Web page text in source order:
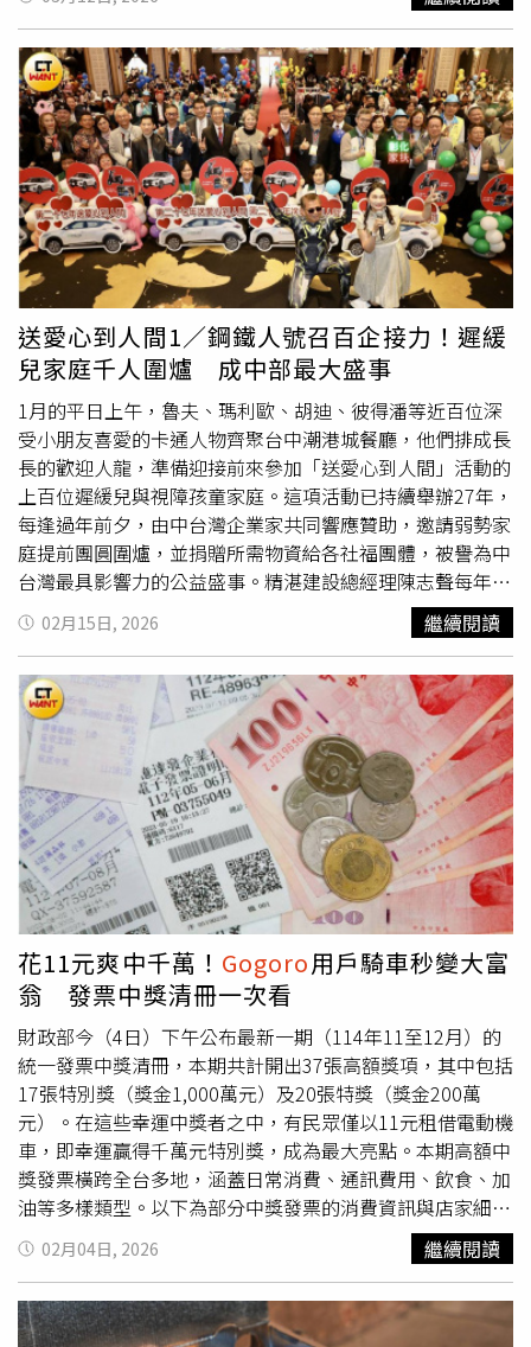
任該筆貸款的保證人。這項異動，陸學森擁有這筆股票的處
分權，卻讓尹衍樑承擔了連帶責任。陸學森率Gogoro赴美
上市後，因零組件陷染紅爭議下台，如今淪為金主討債對
象。（圖／Gogoro提供）2025年：尹衍樑代償1.5億爛帳，
從保人變債主聲請狀記載，這筆認股貸款在2025年9月30日
到期，陸學森與Innovative卻雙雙違約。尹衍樑指出：「由
於陸學森、Innovative未償還債務，2025年10月3日，我履
行作為債務保證人的義務，向兆豐銀行償還所有剩餘的本金
和利息，總計462萬美元。」尹隨後向兆豐取得「代位求償
證明書」，正式從保人轉身成為陸學森的合法大債主。尹衍
樑在元月底向美國紐約南區聯邦地方法院提出「跨境取證聲
請狀」。（圖／翻設維基百科）2026年：在美兵分四路，
查陸學森股票流向面對陸學森持續神隱、失聯，尹衍樑在
2026年元月2日正式向台北地方法院提告追債，並聲請假扣
押。同時間，尹衍樑委託律師團向美國紐約法院發動跨海取
證，並鎖定4家金融機構：Continental Stock Transfer &
Trust Company摩根士丹利（Morgan Stanley & Co. LLC）
E*Trade Securities LLCComputershare Inc.尹衍樑強調，
已窮盡公開管道找不到陸學森，此刻必須以美國法律，查閱
陸學森和Innovative名下所有資金流向、帳戶與股票轉讓紀
錄，查出這筆認股貸款及其變現收益的去向。延伸閱讀獨
家》
創辦人陸學森欠款失聯 尹衍樑跨海取證追償
1.5億Gogoro電動機車銷售幾近砍半 研調機構：學三陽設
計新車
學森的「跨境取證聲請狀」。（圖／讀者提供）揭尹衍樑怒
斷陸學森15年情分真相談到尹衍樑和陸學森，堪為台灣新創
圈的傳奇。2011年，陸學森離開宏達電，自立門戶成立
Gogoro，他把電動機車當精品在賣，第一台車售價高達近
12萬，銷售不如預期，遭車界諷為「機車門外漢」，但在尹
衍樑的眼裡卻是一位人才。舉凡與Gogoro相關的一切大小
事，尹衍樑給足資金和資源全力護航，鮮少人知，連陸學森
沒錢卻想買股時，尹衍樑也大力相助。根據《民報》掌握，
2017年陸學森向兆豐銀行申貸549萬美元（約新台幣1.7億
元），尹衍樑二話不說出面當保人。 但尹衍樑作夢都沒想
過，當年豪氣擔保的結果，卻換來心中最深的一根刺。尹衍
樑不斷注資扶持Gogoro，如今慘遭陸學森背叛、丟下1.5億
爛帳。（圖／翻攝台視YouTube）洗產地爭議被趕下台 陸
學森神隱丟1.5億爛帳尹陸2人的革命情感，在2024年9月一
夕變調。隨著Gogoro 爆出中國製零件「洗產地」騙補助的
爭議不斷延燒，大股東尹衍樑快刀斬亂麻，閃電宣布陸學森
主動請辭下台，引發業界震撼。自此，尹衍樑家族避而不談
陸學森，連Gogoro執行長姜家煒過去談到前長官，也低調
到只用一句話帶過：「感謝創辦人對台灣電動機車產業貢
獻。」這些跡象讓外界一度以為尹陸2人是好聚好散。孰料
一年後，兆豐銀行派人找上尹衍樑，他才驚覺當年擔保陸學
森買股的債務已到期，最扯的是，陸學森竟有高達462萬美
元（約新台幣1.5億元）的本息沒繳。尹身為保人，為了保
住個人聲譽，不得不含淚付清。陸學森（右）成立
Gogoro
，一度成為市場關注的台灣獨角獸，如今股價跌剩
4.04美元。（圖／翻攝Gogoro官網）不甘背鍋受辱 尹衍
樑跨海清查陸學森資產既然陸學森不懂飲水思源，如今又神
隱失聯，尹衍樑不甘背鍋受辱，元月底正式委託律師團向紐
約南區聯邦地方法院發動突襲，聲請向摩根士丹利等金融機
構，要求清查陸學森名下所有帳戶資金及Gogoro 股權資
料。尹衍樑在聲請狀中形容，自己已窮盡一切管道，卻遍尋
不著陸學森的蹤影。法界人士認為，尹懷疑陸學森正試圖轉
移資產規避債務，此舉意圖趕在台灣判決出爐前，先行鎖定
陸學森在美國的每一分錢。此外，過去陸學森利用美國德拉
瓦州設立的「Innovative Creations」掌控Gogoro ，被視為
其權力與財富的避風港，如今卻淪為尹衍樑跨海追殺的首要
靶心之一。業界人士認為，對尹衍樑而言，1.5億只是小
錢，這波討債行動應該是不滿遭陸學森背叛。隨著美國紐約
法院受理此案，陸學森在美國的資金足跡將無所遁形，這場
「跨海大獵殺」，不僅要討回欠款，老大哥更要給這匹「落
跑千里馬」一記社會震撼教育。延伸閱讀獨家》幫陸學森擔
保代償銀行1.5億 尹衍樑在美提64頁聲請狀曝光 Gogoro
銷量腰斬 驚爆爭取補助遭政府冷處理
送愛心到人間1／鋼鐵人號召百企接力！遲緩
兒家庭千人圍爐 成中部最大盛事
1月的平日上午，魯夫、瑪利歐、胡迪、彼得潘等近百位深
受小朋友喜愛的卡通人物齊聚台中潮港城餐廳，他們排成長
長的歡迎人龍，準備迎接前來參加「送愛心到人間」活動的
上百位遲緩兒與視障孩童家庭。這項活動已持續舉辦27年，
每逢過年前夕，由中台灣企業家共同響應贊助，邀請弱勢家
庭提前團圓圍爐，並捐贈所需物資給各社福團體，被譽為中
台灣最具影響力的公益盛事。精湛建設總經理陳志聲每年都
會帶領員工和志工以不同裝扮現身，今年他的造型是復仇者
聯盟「黑鋼鐵人」，要以鋼鐵般的意志把這個活動持續辦下
去。（圖／方萬民攝）「我最喜歡鋼鐵人！」一個害羞、走
路不太穩的小男孩，正和眼前、半蹲姿態的「黑鋼鐵人」擊
掌。而這位鋼鐵人不是別人，正是活動發起人、精湛建設總
經理陳志聲。每一年，陳志聲都有不同的裝扮與弱勢孩童同
樂，今年，他穿上復仇者聯盟「黑鋼鐵人」的戰袍，在他的
開場致詞中深切期盼，「希望所有支持這活動的企業界好友
們，都能擁有鋼鐵般的意志，永久支持這項活動傳承下
去！」這場長達27年的公益行動，由陳志聲發起號召中部多
家企業長年力挺，今年參與的就有手機鏡頭大廠大立光、飲
料包材龍頭宏全國際、寶成家族蔡其能的創泰投資公司、味
丹企業和其家族成員、窗簾大廠億豐、工具機零組件廠台灣
引興、烤肉爐大廠關中集團、越野車零配件廠鼎霖國際、龍
寶建設、麗明營造、台灣三菱電梯，以及郭台銘的財務大掌
櫃「錢媽媽」黃秋蓮所帶領的燕景社會福利慈善事業基金
會…等41個單位共同主辦，及75個單位共同協辦。在企業
界大力支持下，關懷足跡從中部向外擴散，受惠單位包含新
北家扶、大同育幼院、南台中家扶、台中發展學園、彰化家
扶、雲林家扶、伊甸、瑪利亞、中華存善、惠明等10個單
位，超過7成是陪伴慢飛天使（遲緩兒）的機構，另外3成則
是視障孩童和育幼院暫時安置孩童。這不僅是歲末的送暖，
更像是一場「傳愛」的年度盛宴，連結起了中部最大的一張
愛心網。隨著音樂響起，百位變裝的精湛員工和志工在近百
桌的會場間穿梭、互動同樂，每位孩童手上、懷裡都是滿滿
可帶走的玩具禮物、餅乾糖果，他們笑容燦爛、歡笑聲此起
02月15日, 2026 繼續閱讀
花11元爽中千萬！ Gogoro用戶騎車秒變大富
翁 發票中獎清冊一次看
財政部今（4日）下午公布最新一期（114年11至12月）的
統一發票中獎清冊，本期共計開出37張高額獎項，其中包括
17張特別獎（獎金1,000萬元）及20張特獎（獎金200萬
元）。在這些幸運中獎者之中，有民眾僅以11元租借電動機
車，即幸運贏得千萬元特別獎，成為最大亮點。本期高額中
獎發票橫跨全台多地，涵蓋日常消費、通訊費用、飲食、加
油等多樣類型。以下為部分中獎發票的消費資訊與店家細
節：中華電信基隆營運處（中華電信） 地址：基隆市安樂
區安樂路二段127號 消費項目：通話費 金額：173元好
市多（Costco）內湖分公司 地址：台北市內湖區舊宗路1
段268號／民善街255號 消費項目：商品購買 金額：
02月04日, 2026 繼續閱讀